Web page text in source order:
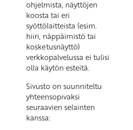
ohjelmista, näyttöjen
koosta tai eri
syöttölaitteista (esim.
hiiri, näppäimistö tai
kosketusnäyttö)
verkkopalvelussa ei tulisi
olla käytön esteitä.
Sivusto on suunniteltu
yhteensopivaksi
seuraavien selainten
kanssa: